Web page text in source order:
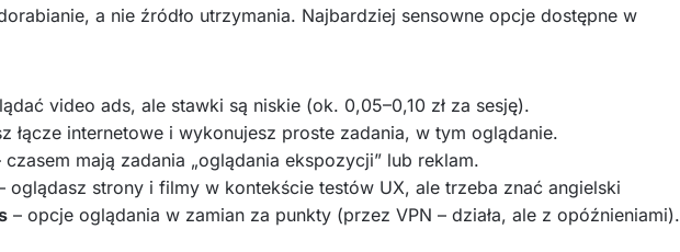
a nie źródło utrzymania. Najbardziej sensowne opcje dostępne w
video ads, ale stawki są niskie (ok. 0,05–0,10 zł za sesję).
łącze internetowe i wykonujesz proste zadania, w tym oglądanie.
czasem mają zadania „oglądania ekspozycji” lub reklam.
oglądasz strony i filmy w kontekście testów UX, ale trzeba znać angielski
– opcje oglądania w zamian za punkty (przez VPN – działa, ale z opóźnieniami).